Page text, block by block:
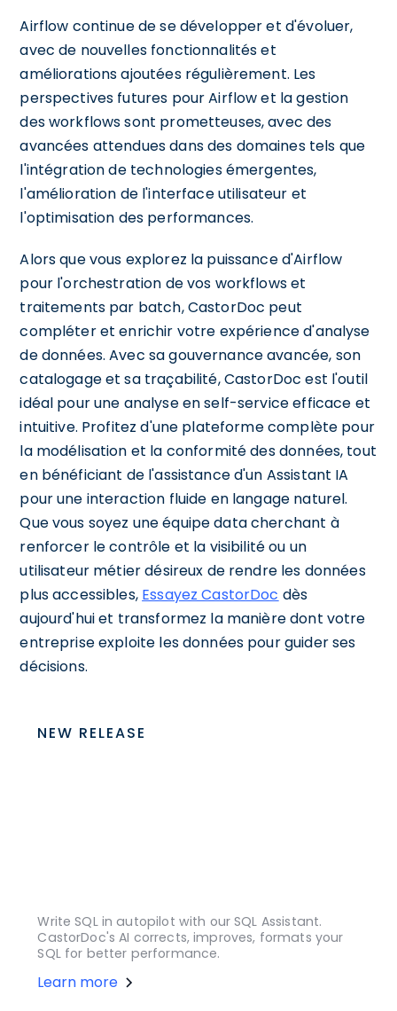
Airflow continue de se développer et d'évoluer,
avec de nouvelles fonctionnalités et
améliorations ajoutées régulièrement. Les
perspectives futures pour Airflow et la gestion
des workflows sont prometteuses, avec des
avancées attendues dans des domaines tels que
l'intégration de technologies émergentes,
l'amélioration de l'interface utilisateur et
l'optimisation des performances.
Alors que vous explorez la puissance d'Airflow
pour l'orchestration de vos workflows et
traitements par batch, CastorDoc peut
compléter et enrichir votre expérience d'analyse
de données. Avec sa gouvernance avancée, son
catalogage et sa traçabilité, CastorDoc est l'outil
idéal pour une analyse en self-service efficace et
intuitive. Profitez d'une plateforme complète pour
la modélisation et la conformité des données, tout
en bénéficiant de l'assistance d'un Assistant IA
pour une interaction fluide en langage naturel.
Que vous soyez une équipe data cherchant à
renforcer le contrôle et la visibilité ou un
utilisateur métier désireux de rendre les données
plus accessibles, Essayez CastorDoc dès
aujourd'hui et transformez la manière dont votre
entreprise exploite les données pour guider ses
décisions.
NEW RELEASE
Write SQL in autopilot with our SQL Assistant.
CastorDoc's AI corrects, improves, formats your
SQL for better performance.
Learn more